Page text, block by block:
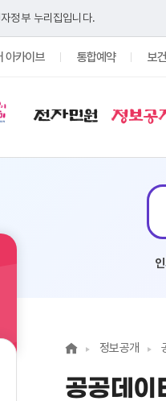
정부 누리집입니다.
아카이브 통합예약 보
전자민원 정보공
#전기차
정보공개
공공데이